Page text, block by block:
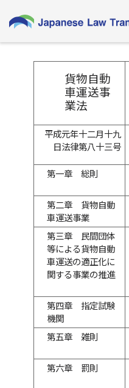
貨物自動
車運送事
業法
平成元年十二月十九
日法律第八十三号
第一章 総則
第二章 貨物自動
車運送事業
第三章 民間団体
等による貨物自動
車運送の適正化に
関する事業の推進
第四章 指定試験
機関
第五章 雑則
第六章 罰則